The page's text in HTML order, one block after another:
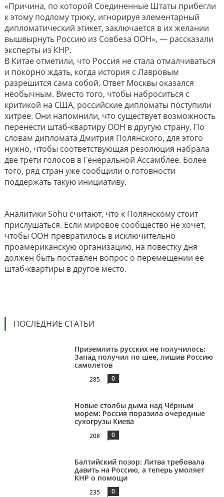
«Причина, по которой Соединенные Штаты прибегли
к этому подлому трюку, игнорируя элементарный
дипломатический этикет, заключается в их желании
вышвырнуть Россию из Совбеза ООН», — рассказали
эксперты из КНР.
В Китае отметили, что Россия не стала отмалчиваться
и покорно ждать, когда история с Лавровым
разрешится сама собой. Ответ Москвы оказался
необычным. Вместо того, чтобы наброситься с
критикой на США, российские дипломаты поступили
хитрее. Они напомнили, что существует возможность
перенести штаб-квартиру ООН в другую страну. По
словам дипломата Дмитрия Полянского, для этого
нужно, чтобы соответствующая резолюция набрала
две трети голосов в Генеральной Ассамблее. Более
того, ряд стран уже сообщили о готовности
поддержать такую инициативу.
Аналитики Sohu считают, что к Полянскому стоит
прислушаться. Если мировое сообщество не хочет,
чтобы ООН превратилось в исключительно
проамериканскую организацию, на повестку дня
должен быть поставлен вопрос о перемещении ее
штаб-квартиры в другое место.
ПОСЛЕДНИЕ СТАТЬИ
Приземлить русских не получилось:
Запад получил по шее, лишив Россию
самолетов
285 0
Новые столбы дыма над Чёрным
морем: Россия поразила очередные
сухогрузы Киева
208 0
Балтийский позор: Литва требовала
давить на Россию, а теперь умоляет
КНР о помощи
235 0